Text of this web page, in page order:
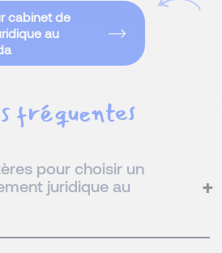
cabinet de
au
fréquentes
pour choisir un
juridique au